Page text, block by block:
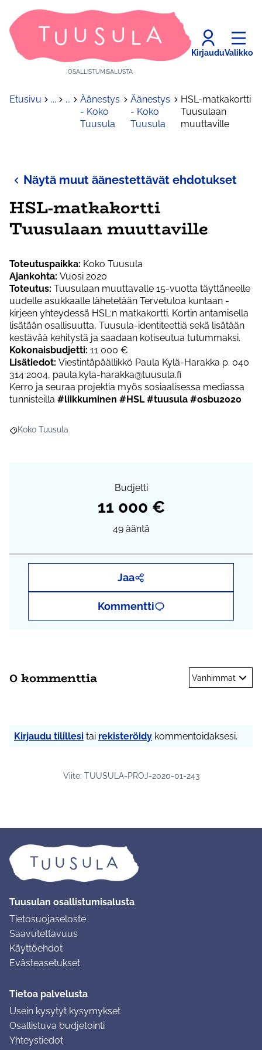
OSALLISTUMISALUSTA
KirjauduValikko
Etusivu ... ...
Äänestys
- Koko
Tuusula
Äänestys
- Koko
Tuusula
HSL-matkakortti
Tuusulaan
muuttaville
Näytä muut äänestettävät ehdotukset
HSL-matkakortti
Tuusulaan muuttaville
Toteutuspaikka: Koko Tuusula
Ajankohta: Vuosi 2020
Toteutus: Tuusulaan muuttavalle 15-vuotta täyttäneelle
uudelle asukkaalle lähetetään Tervetuloa kuntaan -
kirjeen yhteydessä HSL:n matkakortti. Kortin antamisella
lisätään osallisuutta, Tuusula-identiteettiä sekä lisätään
kestävää kehitystä ja saadaan kotiseutua tutummaksi.
Kokonaisbudjetti: 11 000 €
Lisätiedot: Viestintäpäällikkö Paula Kylä-Harakka p. 040
314 2004, paula.kyla-harakka@tuusula.fi
Kerro ja seuraa projektia myös sosiaalisessa mediassa
tunnisteilla #liikkuminen #HSL #tuusula #osbu2020
Rajaa tulokset aihepiirin mukaan: Koko Tuusula
Koko Tuusula
Budjetti
11 000 €
49 ääntä
Jaa
Kommentti
0 kommenttia Vanhimmat
Kirjaudu tilillesi tai rekisteröidy kommentoidaksesi.
Viite: TUUSULA-PROJ-2020-01-243
Tuusulan osallistumisalusta
Tietosuojaseloste
Saavutettavuus
Käyttöehdot
Evästeasetukset
Tietoa palvelusta
Usein kysytyt kysymykset
Osallistuva budjetointi
Yhteystiedot